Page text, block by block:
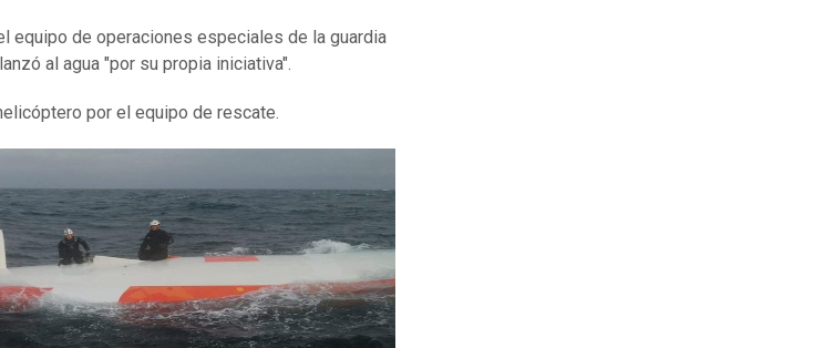
equipo de operaciones especiales de la guardia
al agua "por su propia iniciativa".
por el equipo de rescate.